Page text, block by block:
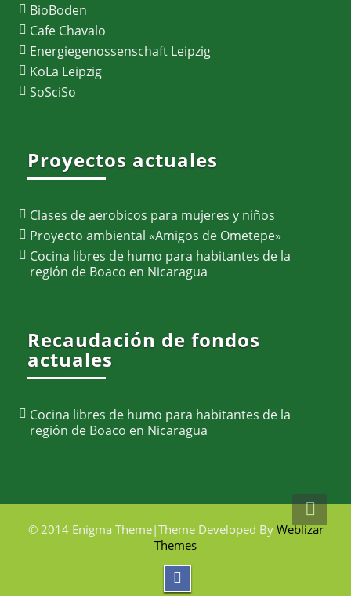
BioBoden
Cafe Chavalo
Energiegenossenschaft Leipzig
KoLa Leipzig
SoSciSo
Proyectos actuales
Clases de aerobicos para mujeres y niños
Proyecto ambiental «Amigos de Ometepe»
Cocina libres de humo para habitantes de la
región de Boaco en Nicaragua
Recaudación de fondos
actuales
Cocina libres de humo para habitantes de la
región de Boaco en Nicaragua
© 2014 Enigma Theme|Theme Developed By Weblizar
Themes